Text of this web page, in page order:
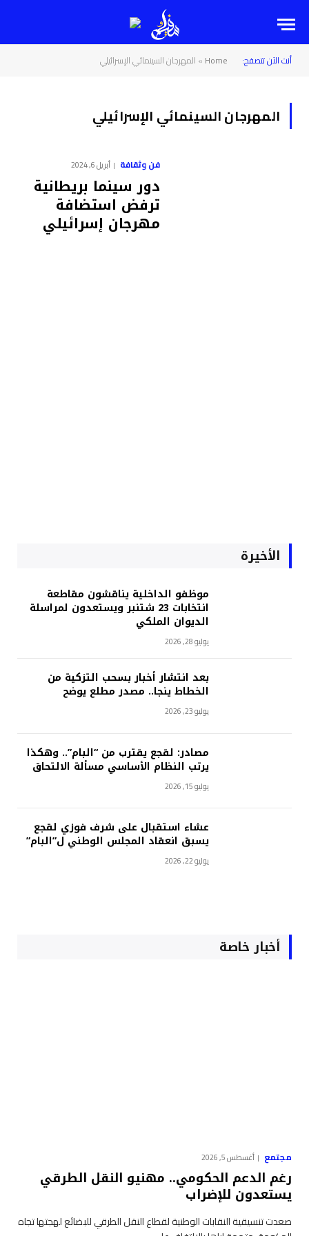
أنت الآن تتصفح: Home
» المهرجان السينمائي الإسرائيلي
المهرجان السينمائي الإسرائيلي
فن وثقافة أبريل 6, 2024
دور سينما بريطانية
ترفض استضافة
مهرجان إسرائيلي
الأخيرة
موظفو الداخلية يناقشون مقاطعة
انتخابات 23 شتنبر ويستعدون لمراسلة
الديوان الملكي
يوليو 28, 2026
بعد انتشار أخبار بسحب التزكية من
الخطاط ينجا.. مصدر مطلع يوضح
يوليو 23, 2026
مصادر: لقجع يقترب من “البام”.. وهكذا
يرتب النظام الأساسي مسألة الالتحاق
يوليو 15, 2026
عشاء استقبال على شرف فوزي لقجع
يسبق انعقاد المجلس الوطني ل”البام”
يوليو 22, 2026
أخبار خاصة
مجتمع أغسطس 5, 2026
رغم الدعم الحكومي.. مهنيو النقل الطرقي
يستعدون للإضراب
صعدت تنسيقية النقابات الوطنية لقطاع النقل الطرقي للبضائع لهجتها تجاه